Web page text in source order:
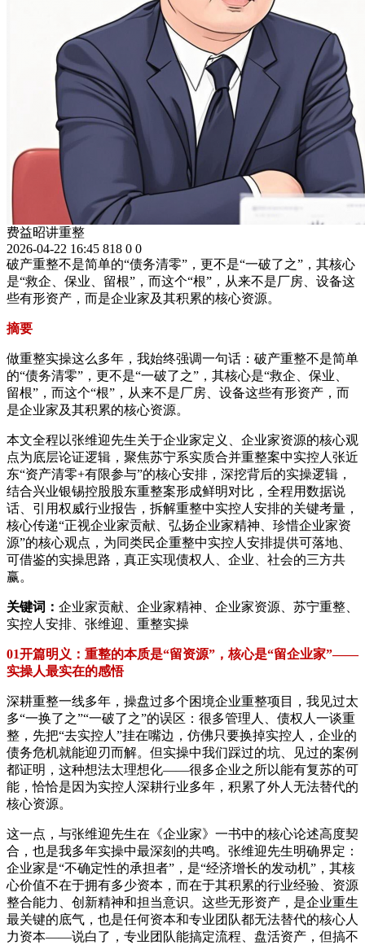
费益昭讲重整
2026-04-22 16:45 818 0 0
破产重整不是简单的“债务清零”，更不是“一破了之”，其核心
是“救企、保业、留根”，而这个“根”，从来不是厂房、设备这
些有形资产，而是企业家及其积累的核心资源。
摘要
做重整实操这么多年，我始终强调一句话：破产重整不是简单
的“债务清零”，更不是“一破了之”，其核心是“救企、保业、
留根”，而这个“根”，从来不是厂房、设备这些有形资产，而
是企业家及其积累的核心资源。
本文全程以张维迎先生关于企业家定义、企业家资源的核心观
点为底层论证逻辑，聚焦苏宁系实质合并重整案中实控人张近
东“资产清零+有限参与”的核心安排，深挖背后的实操逻辑，
结合兴业银锡控股股东重整案形成鲜明对比，全程用数据说
话、引用权威行业报告，拆解重整中实控人安排的关键考量，
核心传递“正视企业家贡献、弘扬企业家精神、珍惜企业家资
源”的核心观点，为同类民企重整中实控人安排提供可落地、
可借鉴的实操思路，真正实现债权人、企业、社会的三方共
赢。
关键词： 企业家贡献、企业家精神、企业家资源、苏宁重整、
实控人安排、张维迎、重整实操
01开篇明义：重整的本质是“留资源”，核心是“留企业家”——
实操人最实在的感悟
深耕重整一线多年，操盘过多个困境企业重整项目，我见过太
多“一换了之”“一破了之”的误区：很多管理人、债权人一谈重
整，先把“去实控人”挂在嘴边，仿佛只要换掉实控人，企业的
债务危机就能迎刃而解。但实操中我们踩过的坑、见过的案例
都证明，这种想法太理想化——很多企业之所以能有复苏的可
能，恰恰是因为实控人深耕行业多年，积累了外人无法替代的
核心资源。
这一点，与张维迎先生在《企业家》一书中的核心论述高度契
合，也是我多年实操中最深刻的共鸣。张维迎先生明确界定：
企业家是“不确定性的承担者”，是“经济增长的发动机”，其核
心价值不在于拥有多少资本，而在于其积累的行业经验、资源
整合能力、创新精神和担当意识。这些无形资产，是企业重生
最关键的底气，也是任何资本和专业团队都无法替代的核心人
力资本——说白了，专业团队能搞定流程、盘活资产，但搞不